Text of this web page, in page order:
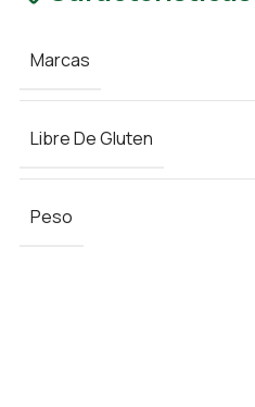
Marcas
Libre De Gluten
Peso